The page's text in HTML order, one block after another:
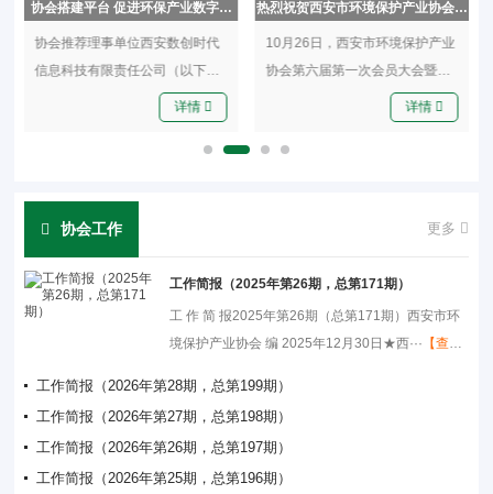
协会搭建平台 促进环保产业数字化
转型升级
协会推荐理事单位西安数创时代
信息科技有限责任公司（以下简
称数创科技），参加了今年···
详情
热烈祝贺西安市环境保护产业协会第
六届第一次会员大会暨换届大会圆满
召开
10月26日，西安市环境保护产业
协会第六届第一次会员大会暨换
届大会在西安市飞鹿酒店圆···
详情
协会工作 更多
工作简报（2025年第26期，总第171期）
工 作 简 报2025年第26期（总第171期）西安市环
境保护产业协会 编 2025年12月30日★西··· 【查看
工作简报（2026年第28期，总第199期）
工作简报（2026年第27期，总第198期）
工作简报（2026年第26期，总第197期）
工作简报（2026年第25期，总第196期）